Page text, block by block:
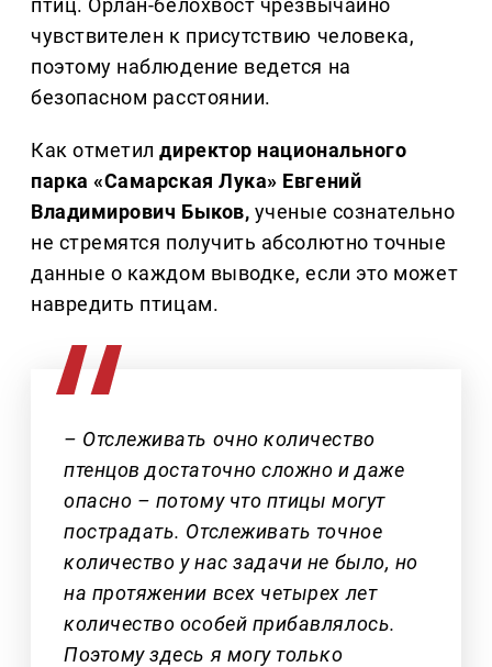
птиц. Орлан-белохвост чрезвычайно
чувствителен к присутствию человека,
поэтому наблюдение ведется на
безопасном расстоянии.
Как отметилдиректор национального
парка «Самарская Лука» Евгений
Владимирович Быков, ученые сознательно
не стремятся получить абсолютно точные
данные о каждом выводке, если это может
навредить птицам.
– Отслеживать очно количество
птенцов достаточно сложно и даже
опасно – потому что птицы могут
пострадать. Отслеживать точное
количество у нас задачи не было, но
на протяжении всех четырех лет
количество особей прибавлялось.
Поэтому здесь я могу только